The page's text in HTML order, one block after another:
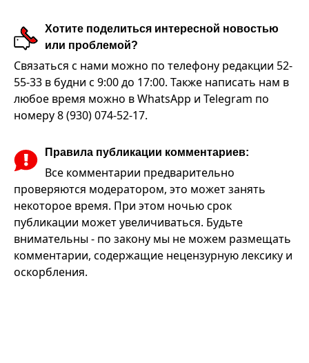
Хотите поделиться интересной новостью
или проблемой?
Связаться с нами можно по телефону редакции 52-
55-33 в будни с 9:00 до 17:00. Также написать нам в
любое время можно в WhatsApp и Telegram по
номеру 8 (930) 074-52-17.
Правила публикации комментариев:
Все комментарии предварительно
проверяются модератором, это может занять
некоторое время. При этом ночью срок
публикации может увеличиваться. Будьте
внимательны - по закону мы не можем размещать
комментарии, содержащие нецензурную лексику и
оскорбления.